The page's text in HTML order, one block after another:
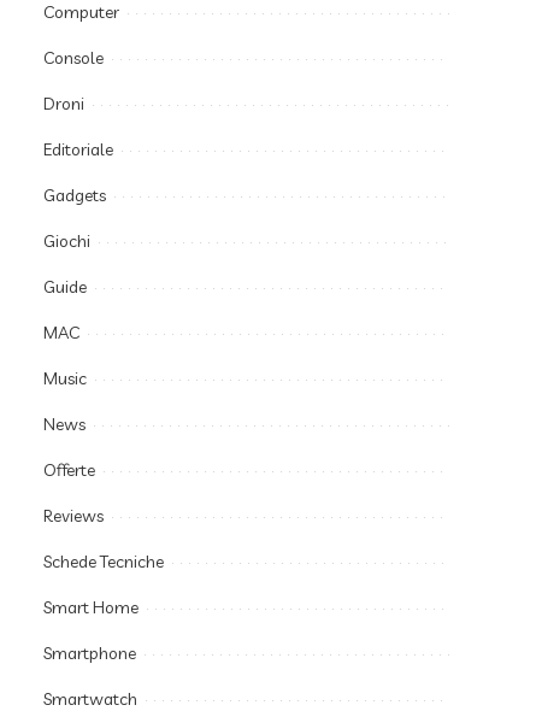
Computer
Console
Droni
Editoriale
Gadgets
Giochi
Guide
MAC
Music
News
Offerte
Reviews
Schede Tecniche
Smart Home
Smartphone
Smartwatch